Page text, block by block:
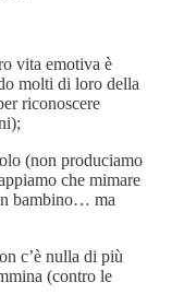
vita emotiva è
molti di loro della
riconoscere
(non produciamo
che mimare
bambino… ma
c’è nulla di più
(contro le